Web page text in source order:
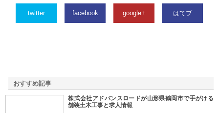
twitter facebook google+ はてブ
おすすめ記事
株式会社アドバンスロードが山形県鶴岡市で手がける
舗装土木工事と求人情報